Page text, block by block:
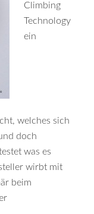
Climbing
Technology
ein
welches sich
doch
was es
wirbt mit
beim